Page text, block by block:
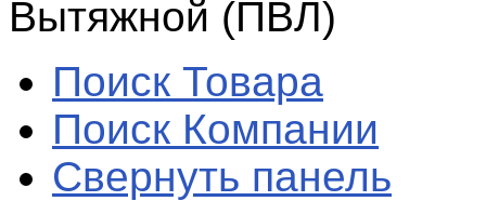
Вытяжной (ПВЛ)
Поиск Товара
Поиск Компании
Свернуть панель